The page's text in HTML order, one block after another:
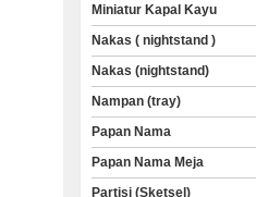
Miniatur Kapal Kayu
Nakas ( nightstand )
Nakas (nightstand)
Nampan (tray)
Papan Nama
Papan Nama Meja
Partisi (Sketsel)